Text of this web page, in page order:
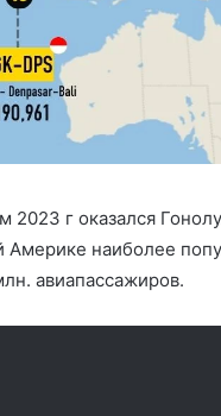
г оказался
наиболее
авиапассажиров.